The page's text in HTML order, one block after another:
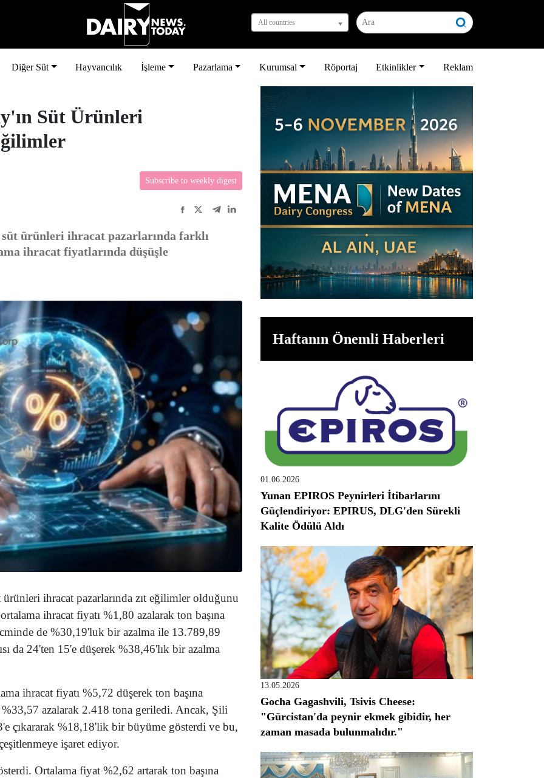
All countries
Diğer Süt Hayvancılık İşleme Pazarlama Kurumsal Röportaj Etkinlikler Reklam
Süt Ürünleri
Subscribe to weekly digest
ürünleri ihracat pazarlarında farklı
ihracat fiyatlarında düşüşle
ürünleri ihracat pazarlarında zıt eğilimler olduğunu
ihracat fiyatı %1,80 azalarak ton başına
de %30,19'luk bir azalma ile 13.789,89
da 24'ten 15'e düşerek %38,46'lık bir azalma
ihracat fiyatı %5,72 düşerek ton başına
azalarak 2.418 tona geriledi. Ancak, Şili
çıkararak %18,18'lik bir büyüme gösterdi ve bu,
işaret ediyor.
Ortalama fiyat %2,62 artarak ton başına
Haftanın Önemli Haberleri
01.06.2026
Yunan EPIROS Peynirleri İtibarlarını
Güçlendiriyor: EPIRUS, DLG'den Sürekli
Kalite Ödülü Aldı
13.05.2026
Gocha Gagashvili, Tsivis Cheese:
"Gürcistan'da peynir ekmek gibidir, her
zaman masada bulunmalıdır."